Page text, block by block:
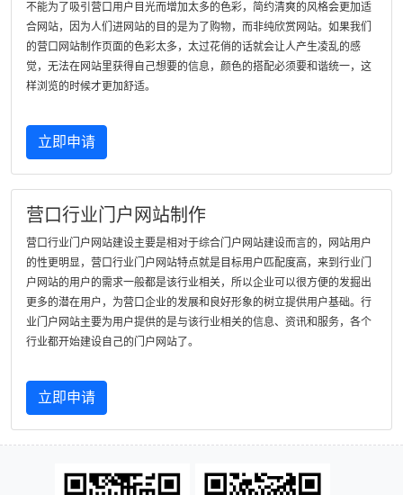
不能为了吸引营口用户目光而增加太多的色彩，简约清爽的风格会更加适
合网站，因为人们进网站的目的是为了购物，而非纯欣赏网站。如果我们
的营口网站制作页面的色彩太多，太过花俏的话就会让人产生凌乱的感
觉，无法在网站里获得自己想要的信息，颜色的搭配必须要和谐统一，这
样浏览的时候才更加舒适。
立即申请
营口行业门户网站制作
营口行业门户网站建设主要是相对于综合门户网站建设而言的，网站用户
的性更明显，营口行业门户网站特点就是目标用户匹配度高，来到行业门
户网站的用户的需求一般都是该行业相关，所以企业可以很方便的发掘出
更多的潜在用户，为营口企业的发展和良好形象的树立提供用户基础。行
业门户网站主要为用户提供的是与该行业相关的信息、资讯和服务，各个
行业都开始建设自己的门户网站了。
立即申请